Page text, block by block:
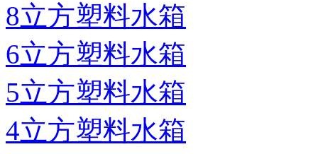
8立方塑料水箱
6立方塑料水箱
5立方塑料水箱
4立方塑料水箱